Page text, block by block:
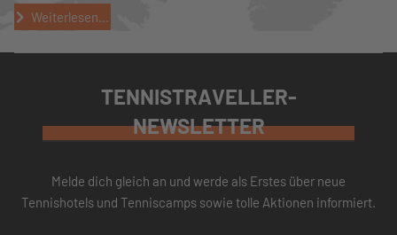
Weiterlesen...
TENNISTRAVELLER-
NEWSLETTER
Melde dich gleich an und werde als Erstes über neue
Tennishotels und Tenniscamps sowie tolle Aktionen informiert.